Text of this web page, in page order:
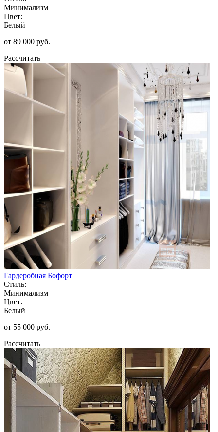
Минимализм
Цвет:
Белый
от 89 000 руб.
Рассчитать
Гардеробная Бофорт
Стиль:
Минимализм
Цвет:
Белый
от 55 000 руб.
Рассчитать